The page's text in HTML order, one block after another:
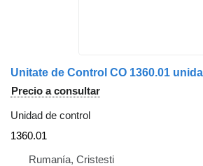
Precio a consultar
Unidad de control
1360.01
Rumanía, Cristesti